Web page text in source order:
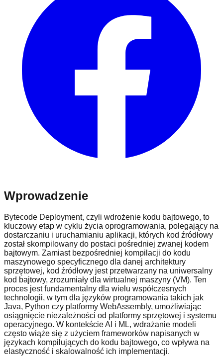
Wprowadzenie
Bytecode Deployment, czyli wdrożenie kodu bajtowego, to
kluczowy etap w cyklu życia oprogramowania, polegający na
dostarczaniu i uruchamianiu aplikacji, których kod źródłowy
został skompilowany do postaci pośredniej zwanej kodem
bajtowym. Zamiast bezpośredniej kompilacji do kodu
maszynowego specyficznego dla danej architektury
sprzętowej, kod źródłowy jest przetwarzany na uniwersalny
kod bajtowy, zrozumiały dla wirtualnej maszyny (VM). Ten
proces jest fundamentalny dla wielu współczesnych
technologii, w tym dla języków programowania takich jak
Java, Python czy platformy WebAssembly, umożliwiając
osiągnięcie niezależności od platformy sprzętowej i systemu
operacyjnego. W kontekście AI i ML, wdrażanie modeli
często wiąże się z użyciem frameworków napisanych w
językach kompilujących do kodu bajtowego, co wpływa na
elastyczność i skalowalność ich implementacji.